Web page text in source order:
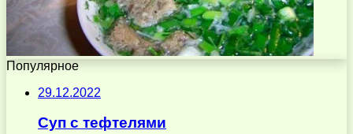
Популярное
29.12.2022
Суп с тефтелями